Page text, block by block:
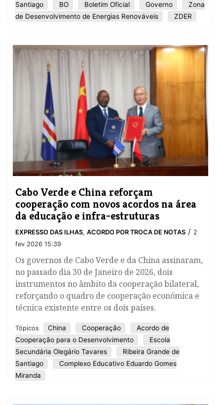
Santiago
BO Boletim Oficial Governo
Zona
de Desenvolvimento de Energias Renováveis
ZDER
Cabo Verde e China reforçam
cooperação com novos acordos na área
da educação e infra-estruturas
EXPRESSO DAS ILHAS, ACORDO POR TROCA DE NOTAS / 2
fev 2026 15:39
Os governos de Cabo Verde e da China assinaram,
no passado dia 30 de Janeiro de 2026, dois
instrumentos no âmbito da cooperação bilateral,
reforçando o quadro de cooperação económica e
técnica existente entre os dois países.
Tópicos China Cooperação
Acordo de
Cooperação para o Desenvolvimento
Escola
Secundária Olegário Tavares
Ribeira Grande de
Santiago
Complexo Educativo Eduardo Gomes
Miranda